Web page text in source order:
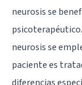
neurosis se
neurosis se
paciente es